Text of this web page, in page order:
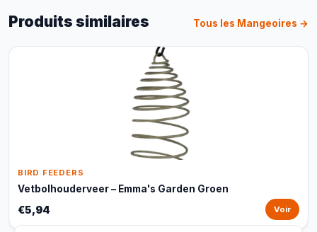
Produits similaires Tous les Mangeoires →
BIRD FEEDERS
Vetbolhouderveer – Emma's Garden Groen
€5,94 Voir